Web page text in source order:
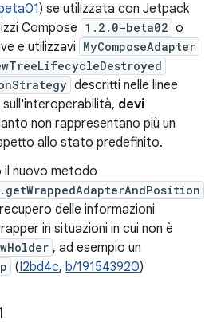
) se utilizzata con Jetpack
Compose 1.2.0-beta02 o
e utilizzavi MyComposeAdapter
descritti nelle linee
devi
non rappresentano più un
allo stato predefinito.
nuovo metodo
delle informazioni
in situazioni in cui non è
, ad esempio un
(I2bd4c, b/191543920)